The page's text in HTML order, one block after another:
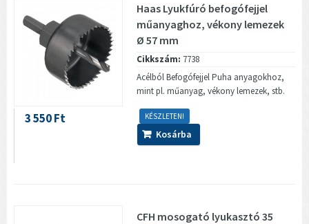
Haas Lyukfúró befogófejjel
műanyaghoz, vékony lemezek
Ø 57 mm
Cikkszám: 7738
Acélból Befogófejjel Puha anyagokhoz,
mint pl. műanyag, vékony lemezek, stb.
KÉSZLETEN!
3 550 Ft
Kosárba
CFH mosogató lyukasztó 35